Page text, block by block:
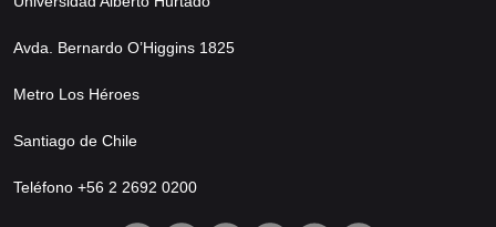
Avda. Bernardo O’Higgins 1825
Metro Los Héroes
Santiago de Chile
Teléfono +56 2 2692 0200